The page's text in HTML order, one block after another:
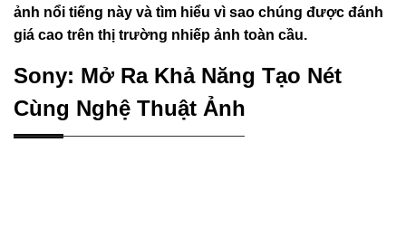
ảnh nổi tiếng này và tìm hiểu vì sao chúng được đánh
giá cao trên thị trường nhiếp ảnh toàn cầu.
Sony: Mở Ra Khả Năng Tạo Nét
Cùng Nghệ Thuật Ảnh